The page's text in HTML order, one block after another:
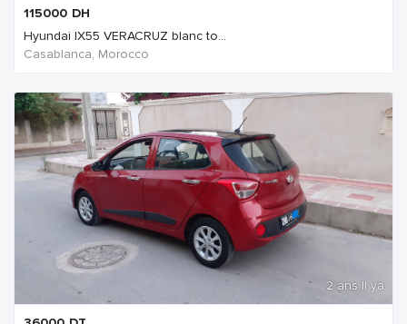
115000 DH
Hyundai IX55 VERACRUZ blanc to...
Casablanca, Morocco
2 ans Il ya